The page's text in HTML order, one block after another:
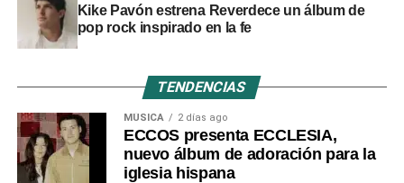
Kike Pavón estrena Reverdece un álbum de
pop rock inspirado en la fe
TENDENCIAS
MÚSICA 2 días ago
ECCOS presenta ECCLESIA,
nuevo álbum de adoración para la
iglesia hispana